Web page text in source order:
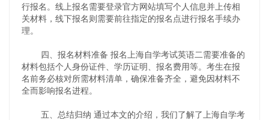
行报名。线上报名需要登录官方网站填写个人信息并上传相
关材料，线下报名则需要前往指定的报名点进行报名手续办
理。
四、报名材料准备 报名上海自学考试英语二需要准备的
材料包括个人身份证件、学历证明、报名费用等。考生在报
名前务必核对所需材料清单，确保准备齐全，避免因材料不
全而影响报名进程。
五、总结归纳 通过本文的介绍，我们了解了上海自学考